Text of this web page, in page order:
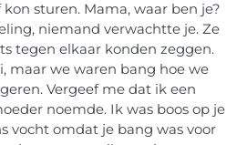
sturen. Mama, waar ben je?
niemand verwachtte je. Ze
tegen elkaar konden zeggen.
maar we waren bang hoe we
Vergeef me dat ik een
noemde. Ik was boos op je
vocht omdat je bang was voor